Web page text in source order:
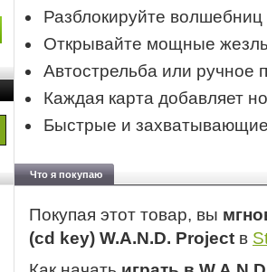
Разблокируйте
Открывайте мощные
Автострельба или ручное
Каждая карта добавляет
Быстрые и
Что я покупаю
Покупая этот товар, вы
(cd key) W.A.N.D. Project в